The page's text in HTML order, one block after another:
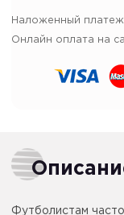
Наложенный
Онлайн оплата на
Футболистам